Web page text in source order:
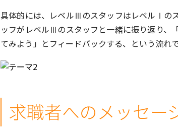
具体的には、レベルⅢのスタッフはレベルⅠの
ッフがレベルⅢのスタッフと一緒に振り返り、
てみよう」とフィードバックする、という流れで
求職者へのメッセー